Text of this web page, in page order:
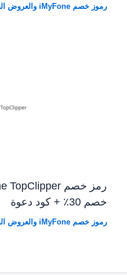
رموز خصم iMyFone والعروض الحصرية
خصم 30٪ + كود دعوة
رموز خصم iMyFone والعروض الحصرية